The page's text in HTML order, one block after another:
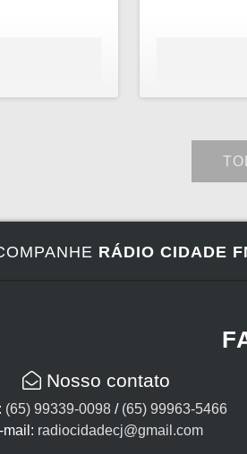
RÁDIO CIDADE
Nosso contato
(65) 99339-0098/ (65) 99963-5466
mail: radiocidadecj@gmail.com